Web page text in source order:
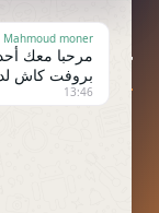
تابعنا على
Mahmoud moner
مرحبا معك
بروفت كاش
13:46